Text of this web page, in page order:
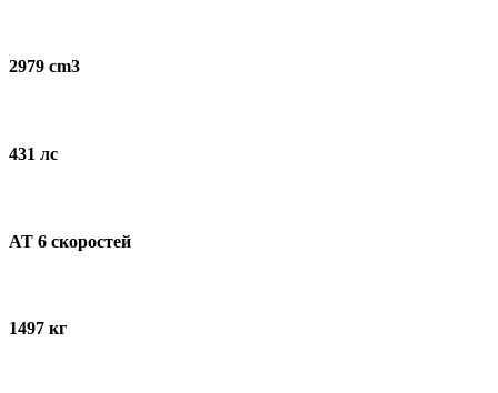
2979 cm3
431 лс
AT 6 скоростей
1497 кг